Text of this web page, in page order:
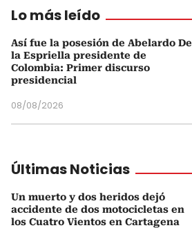
Lo más leído
Así fue la posesión de Abelardo De
la Espriella presidente de
Colombia: Primer discurso
presidencial
08/08/2026
Últimas Noticias
Un muerto y dos heridos dejó
accidente de dos motocicletas en
los Cuatro Vientos en Cartagena